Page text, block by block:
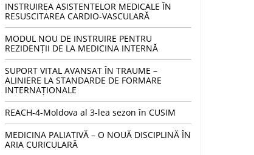
INSTRUIREA ASISTENTELOR MEDICALE ÎN
RESUSCITAREA CARDIO-VASCULARĂ
MODUL NOU DE INSTRUIRE PENTRU
REZIDENȚII DE LA MEDICINA INTERNĂ
SUPORT VITAL AVANSAT ÎN TRAUME –
ALINIERE LA STANDARDE DE FORMARE
INTERNAȚIONALE
REACH-4-Moldova al 3-lea sezon în CUSIM
MEDICINA PALIATIVĂ – O NOUĂ DISCIPLINĂ ÎN
ARIA CURICULARĂ